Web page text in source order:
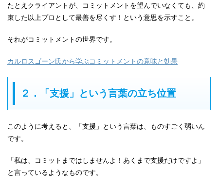
たとえクライアントが、コミットメントを望んでいなくても、約
束した以上プロとして最善を尽くす！という意思を示すこと。
それがコミットメントの世界です。
カルロスゴーン氏から学ぶコミットメントの意味と効果
２．「支援」という言葉の立ち位置
このように考えると、「支援」という言葉は、ものすごく弱いん
です。
「私は、コミットまではしませんよ！あくまで支援だけですよ」
と言っているようなものです。